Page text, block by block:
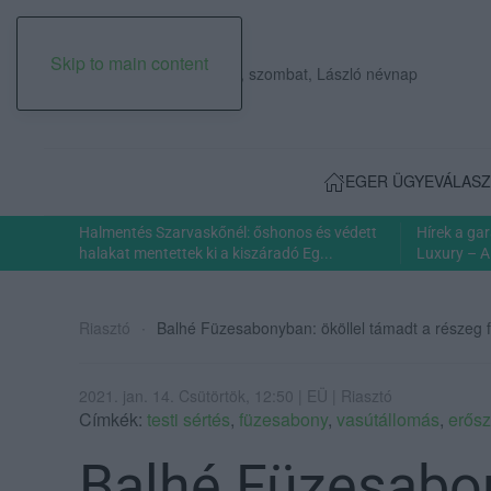
Skip to main content
2026. augusztus 08., szombat, László névnap
EGER ÜGYE
Halmentés Szarvaskőnél: őshonos és védett
halakat mentettek ki a kiszáradó Eg...
Hírek a
Luxury –
Riasztó Balhé Füzesabonyban: ököllel támadt a
2021. jan. 14. Csütörtök, 12:50 | EÜ | Riasztó
Címkék: testi sértés, füzesabony, vasútállomás,